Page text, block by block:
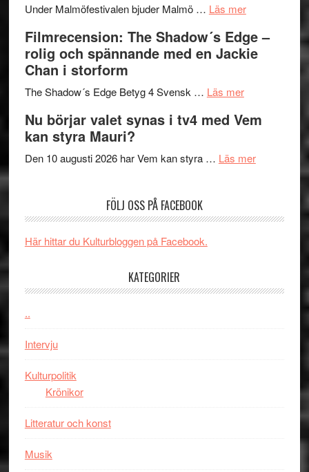
på
Roland
Pöntinen
Artipelag
Under Malmöfestivalen bjuder Malmö … Läs merom
bjuder
in
samtal
teater
Filmrecension: The Shadow´s Edge –
rolig och spännande med en Jackie
Chan i storform
The Shadow´s Edge Betyg 4 Svensk … Läs merom
The
´s
och
Jackie
Nu börjar valet synas i tv4 med Vem
kan styra Mauri?
Den 10 augusti 2026 har Vem kan styra … Läs merom
synas
Vem
FÖLJ OSS PÅ FACEBOOK
Här hittar du Kulturbloggen på Facebook.
KATEGORIER
..
Intervju
Kulturpolitik
Krönikor
Litteratur och konst
Musik